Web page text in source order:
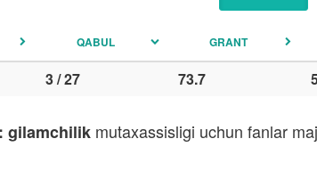
QABUL GRANT
3 / 27 73.7
gilamchilik mutaxassisligi uchun fanlar